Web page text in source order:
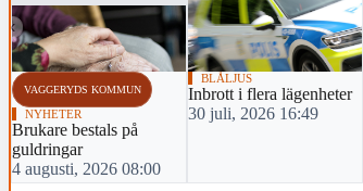
‹
VAGGERYDS KOMMUN
NYHETER
Brukare bestals på
guldringar
4 augusti, 2026 08:00
BLÅLJUS
Inbrott i flera lägenheter
30 juli, 2026 16:49